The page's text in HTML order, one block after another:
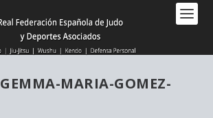
GEMMA-MARIA-GOMEZ-